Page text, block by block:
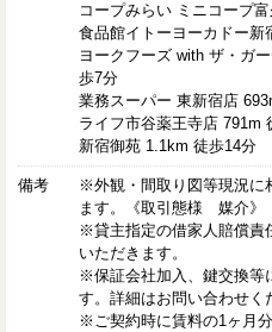
コープみらい ミニコープ
食品館イトーヨーカドー新
ヨークフーズ with ザ・ガ
歩7分
業務スーパー 東新宿店
ライフ市谷薬王寺店 791m
新宿御苑 1.1km 徒歩14分
備考
※外観・間取り図等現況に
ます。《取引態様 媒介》
※貸主指定の借家人賠償責
いただきます。
※保証会社加入、鍵交換等
す。詳細はお問い合わせく
※ご契約時に賃料の1ヶ月